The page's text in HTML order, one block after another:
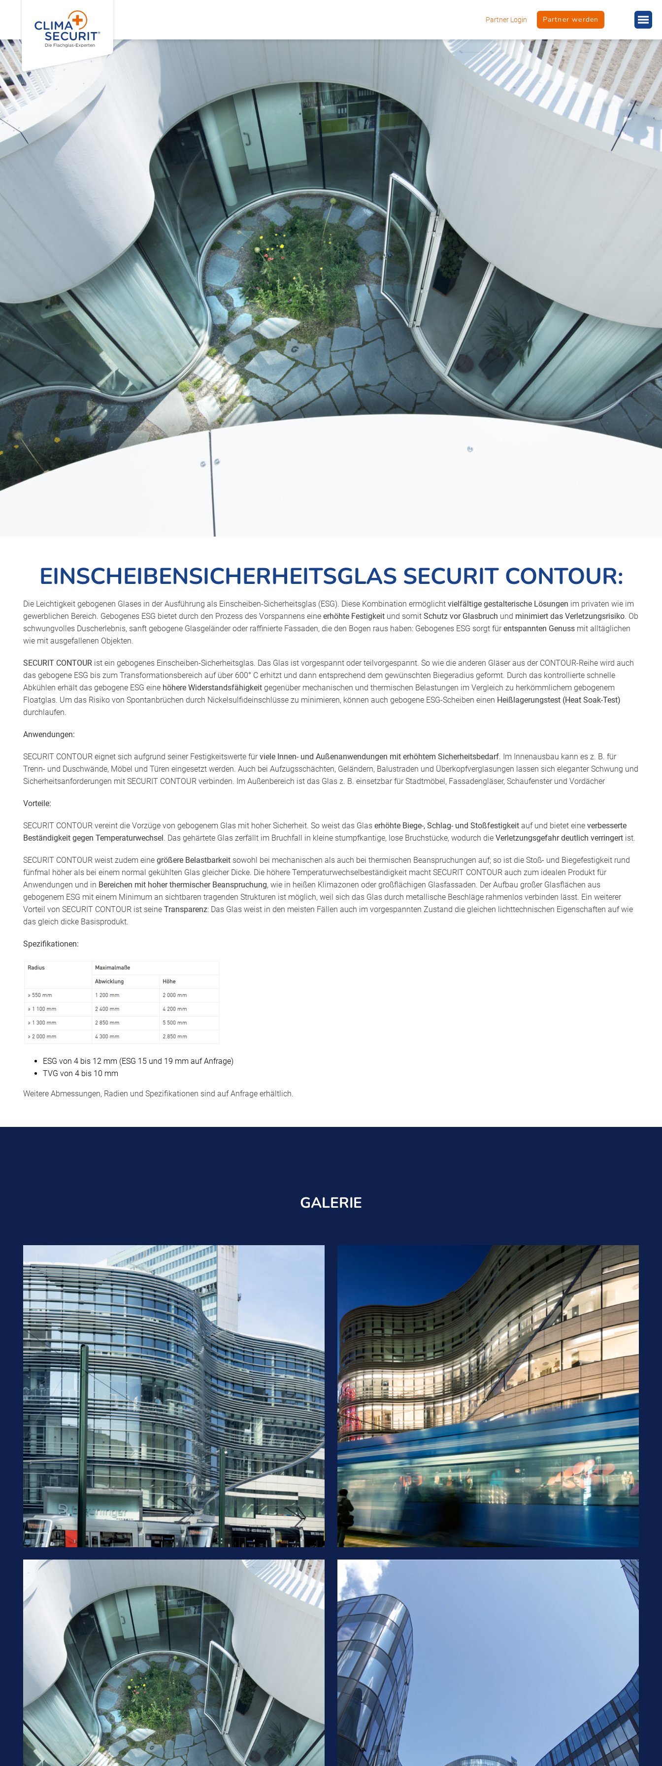
Partner Login Partner werden
EINSCHEIBENSICHERHEITSGLAS SECURIT CONTOUR:
Die Leichtigkeit gebogenen Glases in der Ausführung als Einscheiben-Sicherheitsglas (ESG). Diese Kombination ermöglicht vielfältige gestalterische Lösungen im privaten wie im
gewerblichen Bereich. Gebogenes ESG bietet durch den Prozess des Vorspannens eine erhöhte Festigkeitund somit Schutz vor Glasbruch und minimiert das Verletzungsrisiko. Ob
schwungvolles Duscherlebnis, sanft gebogene Glasgeländer oder raffinierte Fassaden, die den Bogen raus haben: Gebogenes ESG sorgt fürentspannten Genussmit alltäglichen
wie mit ausgefallenen Objekten.
SECURIT CONTOURist ein gebogenes Einscheiben-Sicherheitsglas. Das Glas ist vorgespannt oder teilvorgespannt. So wie die anderen Gläser aus der CONTOUR-Reihe wird auch
das gebogene ESG bis zum Transformationsbereich auf über 600° C erhitzt und dann entsprechend dem gewünschten Biegeradius geformt. Durch das kontrollierte schnelle
Abkühlen erhält das gebogene ESG eine höhere Widerstandsfähigkeitgegenüber mechanischen und thermischen Belastungen im Vergleich zu herkömmlichem gebogenem
Floatglas. Um das Risiko von Spontanbrüchen durch Nickelsulfideinschlüsse zu minimieren, können auch gebogene ESG-Scheiben einen Heißlagerungstest (Heat Soak-Test)
durchlaufen.
Anwendungen:
SECURIT CONTOUR eignet sich aufgrund seiner Festigkeitswerte fürviele Innen- und Außenanwendungen mit erhöhtem Sicherheitsbedarf. Im Innenausbau kann es z. B. für
Trenn- und Duschwände, Möbel und Türen eingesetzt werden. Auch bei Aufzugsschächten, Geländern, Balustraden und Überkopfverglasungen lassen sich eleganter Schwung und
Sicherheitsanforderungen mit SECURIT CONTOUR verbinden. Im Außenbereich ist das Glas z. B. einsetzbar für Stadtmöbel, Fassadengläser, Schaufenster und Vordächer
Vorteile:
SECURIT CONTOUR vereint die Vorzüge von gebogenem Glas mit hoher Sicherheit. So weist das Glas erhöhte Biege-, Schlag- und Stoßfestigkeitauf und bietet eine verbesserte
Beständigkeit gegen Temperaturwechsel. Das gehärtete Glas zerfällt im Bruchfall in kleine stumpfkantige, lose Bruchstücke, wodurch die Verletzungsgefahr deutlich verringertist.
SECURIT CONTOUR weist zudem eine größere Belastbarkeitsowohl bei mechanischen als auch bei thermischen Beanspruchungen auf; so ist die Stoß- und Biegefestigkeit rund
fünfmal höher als bei einem normal gekühlten Glas gleicher Dicke. Die höhere Temperaturwechselbeständigkeit macht SECURIT CONTOUR auch zum idealen Produkt für
Anwendungen und in Bereichen mit hoher thermischer Beanspruchung, wie in heißen Klimazonen oder großflächigen Glasfassaden. Der Aufbau großer Glasflächen aus
gebogenem ESG mit einem Minimum an sichtbaren tragenden Strukturen ist möglich, weil sich das Glas durch metallische Beschläge rahmenlos verbinden lässt. Ein weiterer
Vorteil von SECURIT CONTOUR ist seine Transparenz: Das Glas weist in den meisten Fällen auch im vorgespannten Zustand die gleichen lichttechnischen Eigenschaften auf wie
das gleich dicke Basisprodukt.
Spezifikationen:
ESG von 4 bis 12 mm (ESG 15 und 19 mm auf Anfrage)
TVG von 4 bis 10 mm
Weitere Abmessungen, Radien und Spezifikationen sind auf Anfrage erhältlich.
GALERIE